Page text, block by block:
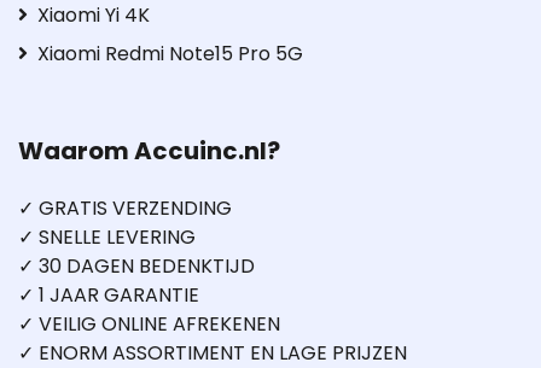
Xiaomi Yi 4K
Xiaomi Redmi Note15 Pro 5G
Waarom Accuinc.nl?
✓ GRATIS VERZENDING
✓ SNELLE LEVERING
✓ 30 DAGEN BEDENKTIJD
✓ 1 JAAR GARANTIE
✓ VEILIG ONLINE AFREKENEN
✓ ENORM ASSORTIMENT EN LAGE PRIJZEN